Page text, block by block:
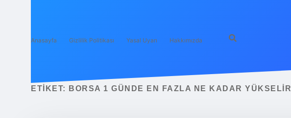
Anasayfa Gizlilik Politikası Yasal Uyarı Hakkımızda
ETIKET: BORSA 1 GÜNDE EN FAZLA NE KADAR YÜKSELIR